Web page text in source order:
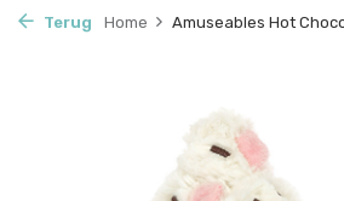
Terug Home Amuseables Hot